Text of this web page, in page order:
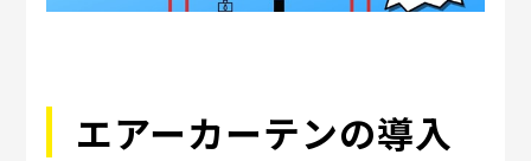
エアーカーテンの導入